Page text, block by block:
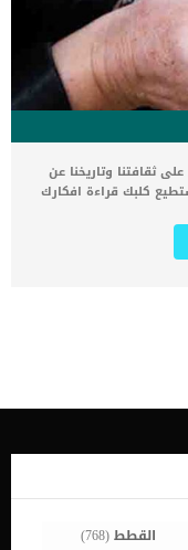
ثقافتنا وتاريخنا عن
كلبك قراءة افكارك
عندما نكون خائفين،
بجانبنا، وهم على
تخص الذئاب بشكل
ومن الواضح أن هذا
الكلاب، بصفتها
منذ البداية، مما أتاح
القطط(768)